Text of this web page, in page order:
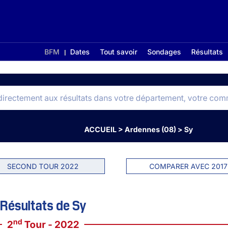
BFM Dates Tout savoir Sondages Résultats
ACCUEIL > Ardennes (08) > Sy
SECOND TOUR 2022 COMPARER AVEC 2017
Résultats de Sy
2ndTour - 2022